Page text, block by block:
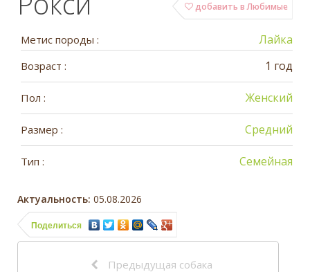
добавить в Любимые
Метис породы : Лайка
Возраст : 1 год
Пол : Женский
Размер : Средний
Тип : Семейная
Актуальность: 05.08.2026
Поделиться
Предыдущая собака